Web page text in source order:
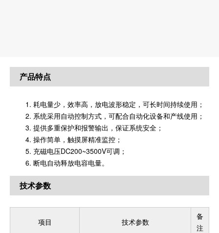
产品特点
1. 耗电量少，效率高，放电波形稳定，可长时间持续使用；
2. 系统采用自动控制方式，可配合自动化设备和产线使用；
3. 提供多重保护和报警输出，保证系统安全；
4. 操作简单，触摸屏精准监控；
5. 充磁电压DC200~3500V可调；
6. 断电自动释放电容电量。
技术参数
项目 技术参数
备
注